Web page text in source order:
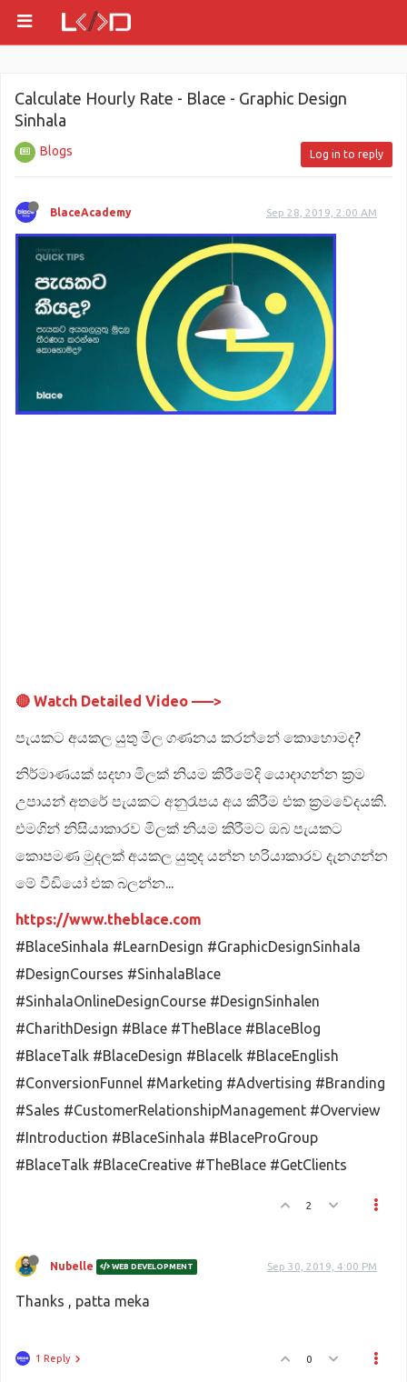
Calculate Hourly Rate - Blace - Graphic Design
Sinhala
Blogs Log in to reply
BlaceAcademy Sep 28, 2019, 2:00 AM
🔴 Watch Detailed Video –––>
පැයකට අයකල යුතු මිල ගණනය කරන්නේ කොහොමද?
නිර්මාණයක් සදහා මිලක් නියම කිරීමේදි යොදාගන්න ක්‍රම
උපායන් අතරේ පැයකට අනුරෑපය අය කිරීම එක ක්‍රමවේදයකි.
එමගින් නිසියාකාරව මිලක් නියම කිරීමට ඔබ පැයකට
කොපමණ මුදලක් අයකල යුතුද යන්න හරියාකාරව දැනගන්න
මේ වීඩියෝ එක බලන්න...
https://www.theblace.com
#BlaceSinhala #LearnDesign #GraphicDesignSinhala
#DesignCourses #SinhalaBlace
#SinhalaOnlineDesignCourse #DesignSinhalen
#CharithDesign #Blace #TheBlace #BlaceBlog
#BlaceTalk #BlaceDesign #Blacelk #BlaceEnglish
#ConversionFunnel #Marketing #Advertising #Branding
#Sales #CustomerRelationshipManagement #Overview
#Introduction #BlaceSinhala #BlaceProGroup
#BlaceTalk #BlaceCreative #TheBlace #GetClients
2
Nubelle WEB DEVELOPMENT Sep 30, 2019, 4:00 PM
Thanks , patta meka
1 Reply 0